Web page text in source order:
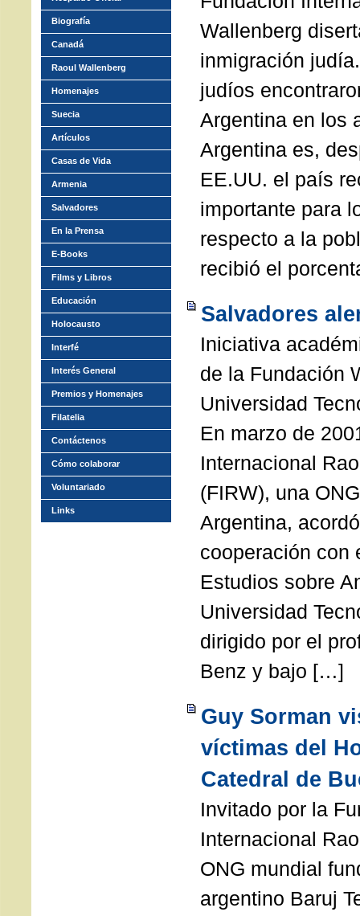
Wallenberg
inmigración
judíos
Argentina en los
Argentina es,
EE.UU. el país
importante para
respecto a la
recibió el
Salvadores
Iniciativa
de la Fundación
Universidad
En marzo de
Internacional
(FIRW), una
Argentina,
cooperación con
Estudios sobre
Universidad
dirigido por el
Benz y bajo […]
Guy Sorman
víctimas del
Catedral de
Invitado por la
Internacional
ONG mundial
argentino Baruj
Biografía
Canadá
Raoul Wallenberg
Homenajes
Suecia
Artículos
Casas de Vida
Armenia
Salvadores
En la Prensa
E-Books
Films y Libros
Educación
Holocausto
Interfé
Interés General
Premios y Homenajes
Filatelia
Contáctenos
Cómo colaborar
Voluntariado
Links